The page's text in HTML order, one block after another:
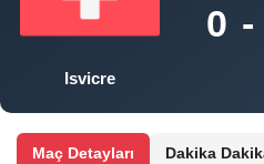
Isvicre
0 -
Maç Detayları Dakika